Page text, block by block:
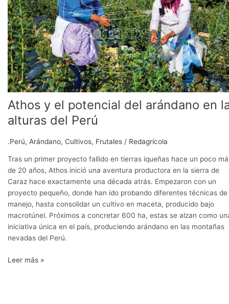
Athos y el potencial del arándano en
alturas del Perú
.Perú, Arándano, Cultivos, Frutales / Redagrícola
Tras un primer proyecto fallido en tierras iqueñas hace un poco
de 20 años, Athos inició una aventura productora en la sierra de
Caraz hace exactamente una década atrás. Empezaron con un
proyecto pequeño, donde han ido probando diferentes técnicas de
manejo, hasta consolidar un cultivo en maceta, producido bajo
macrotúnel. Próximos a concretar 600 ha, estas se alzan como
iniciativa única en el país, produciendo arándano en las montañas
nevadas del Perú.
las
alturas
del
Perú
Leer más »